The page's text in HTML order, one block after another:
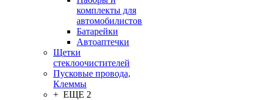
комплекты для
автомобилистов
Батарейки
Автоаптечки
Щетки
стеклоочистителей
Пусковые провода,
Клеммы
+ ЕЩЕ 2